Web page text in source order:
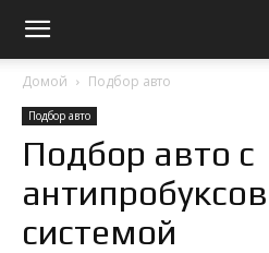
Домой Подбор авто
Подбор авто
Подбор авто с
системой